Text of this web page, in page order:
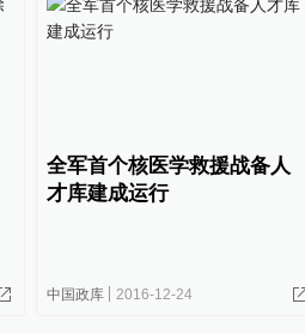
全军首个核医学救援战备人
才库建成运行
中国政库 2016-12-24